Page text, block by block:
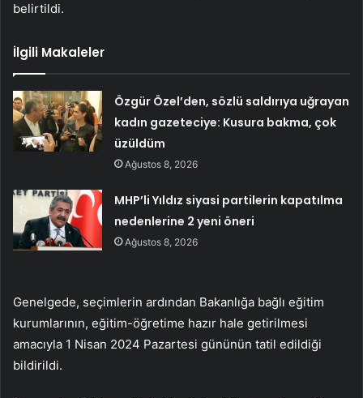
belirtildi.
İlgili Makaleler
Özgür Özel’den, sözlü saldırıya uğrayan
kadın gazeteciye: Kusura bakma, çok
üzüldüm
Ağustos 8, 2026
MHP’li Yıldız siyasi partilerin kapatılma
nedenlerine 2 yeni öneri
Ağustos 8, 2026
Genelgede, seçimlerin ardından Bakanlığa bağlı eğitim
kurumlarının, eğitim-öğretime hazır hale getirilmesi
amacıyla 1 Nisan 2024 Pazartesi gününün tatil edildiği
bildirildi.